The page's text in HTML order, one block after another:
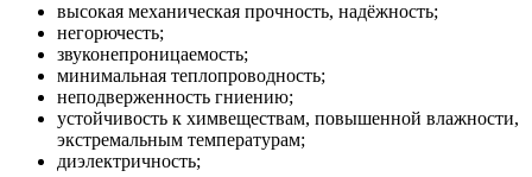
высокая механическая прочность, надёжность;
негорючесть;
звуконепроницаемость;
минимальная теплопроводность;
неподверженность гниению;
устойчивость к химвеществам, повышенной влажности,
экстремальным температурам;
диэлектричность;